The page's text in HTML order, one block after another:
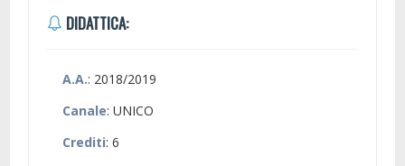
DIDATTICA:
A.A.: 2018/2019
Canale: UNICO
Crediti: 6